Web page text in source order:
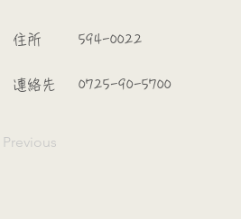
​​住所 594-0022
​連絡先 0725-90-5700
Previous